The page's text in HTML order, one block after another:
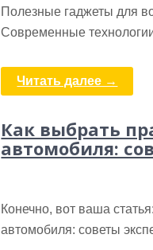
Полезные гаджеты для
Современные
Читать далее →
Как выбрать
автомобиля:
Конечно, вот ваша
автомобиля: советы